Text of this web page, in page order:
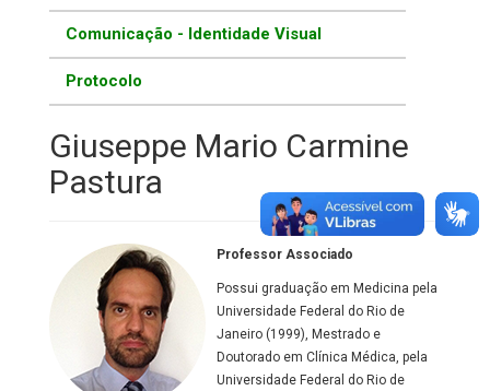
Comunicação - Identidade Visual
Protocolo
Giuseppe Mario Carmine
Pastura
Professor Associado
Possui graduação em Medicina pela
Universidade Federal do Rio de
Janeiro (1999), Mestrado e
Doutorado em Clínica Médica, pela
Universidade Federal do Rio de